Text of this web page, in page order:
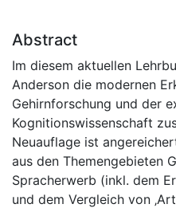
Abstract
Im diesem aktuellen
Anderson die modernen
Gehirnforschung und der
Kognitionswissenschaft
Neuauflage ist
aus den Themengebieten
Spracherwerb (inkl. dem
und dem Vergleich von